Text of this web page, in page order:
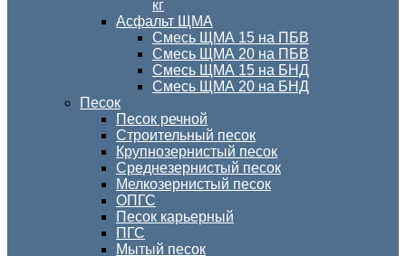
кг
Асфальт ЩМА
Смесь ЩМА 15 на ПБВ
Смесь ЩМА 20 на ПБВ
Смесь ЩМА 15 на БНД
Смесь ЩМА 20 на БНД
Песок
Песок речной
Строительный песок
Крупнозернистый песок
Среднезернистый песок
Мелкозернистый песок
ОПГС
Песок карьерный
ПГС
Мытый песок